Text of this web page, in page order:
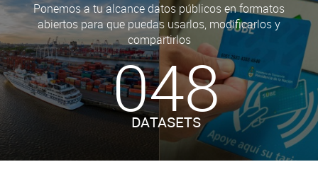
Ponemos a tu alcance datos públicos en formatos
abiertos para que puedas usarlos, modificarlos y
compartirlos
048
DATASETS